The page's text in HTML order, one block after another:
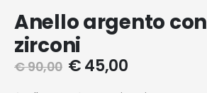
Anello argento con
zirconi
€90,00 €45,00